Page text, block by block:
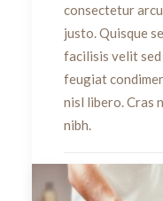
consectetur
justo. Quisque
facilisis velit
feugiat
nisl libero. Cras
nibh.
by dulado